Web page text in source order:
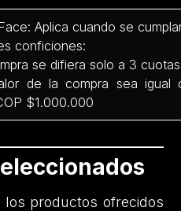
Aplica cuando se
conficiones:
se difiera solo a 3
de la compra sea igual
$1.000.000
los productos ofrecidos